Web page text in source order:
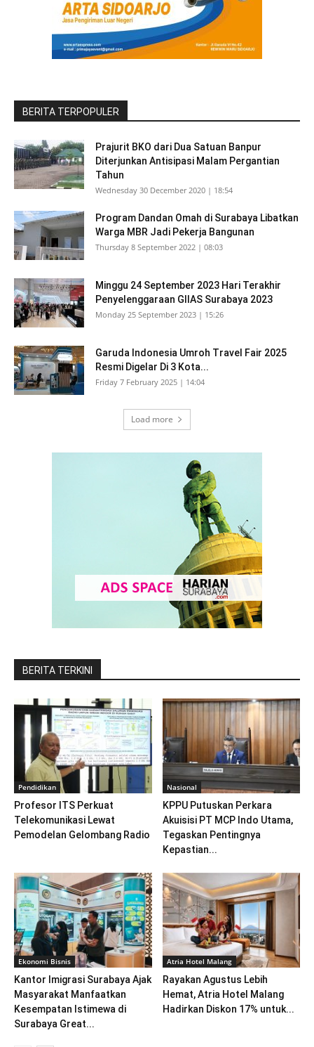
BERITA TERPOPULER
Prajurit BKO dari Dua Satuan Banpur
Diterjunkan Antisipasi Malam Pergantian
Tahun
Wednesday 30 December 2020 | 18:54
Program Dandan Omah di Surabaya Libatkan
Warga MBR Jadi Pekerja Bangunan
Thursday 8 September 2022 | 08:03
Minggu 24 September 2023 Hari Terakhir
Penyelenggaraan GIIAS Surabaya 2023
Monday 25 September 2023 | 15:26
Garuda Indonesia Umroh Travel Fair 2025
Resmi Digelar Di 3 Kota...
Friday 7 February 2025 | 14:04
Load more
BERITA TERKINI
Pendidikan
Profesor ITS Perkuat
Telekomunikasi Lewat
Pemodelan Gelombang Radio
Nasional
KPPU Putuskan Perkara
Akuisisi PT MCP Indo Utama,
Tegaskan Pentingnya
Kepastian...
Ekonomi Bisnis
Kantor Imigrasi Surabaya Ajak
Masyarakat Manfaatkan
Kesempatan Istimewa di
Surabaya Great...
Atria Hotel Malang
Rayakan Agustus Lebih
Hemat, Atria Hotel Malang
Hadirkan Diskon 17% untuk...